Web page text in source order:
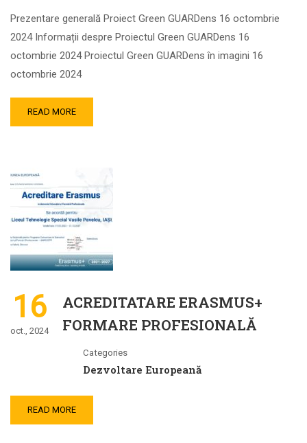
Prezentare generală Proiect Green GUARDens 16 octombrie
2024 Informații despre Proiectul Green GUARDens 16
octombrie 2024 Proiectul Green GUARDens în imagini 16
octombrie 2024
READ MORE
16
oct., 2024
ACREDITATARE ERASMUS+
FORMARE PROFESIONALĂ
Categories
Dezvoltare Europeană
READ MORE